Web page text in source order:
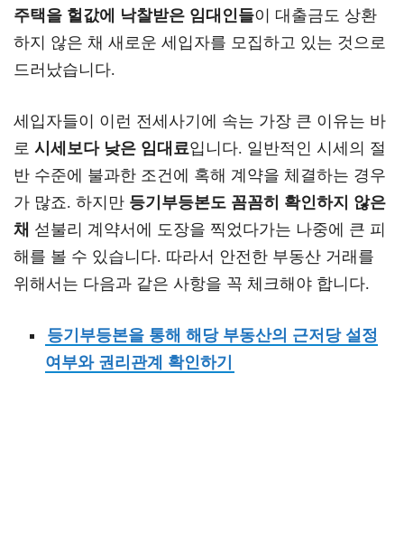
주택을 헐값에 낙찰받은 임대인들이 대출금도 상환
하지 않은 채 새로운 세입자를 모집하고 있는 것으로
드러났습니다.
세입자들이 이런 전세사기에 속는 가장 큰 이유는 바
로 시세보다 낮은 임대료입니다. 일반적인 시세의 절
반 수준에 불과한 조건에 혹해 계약을 체결하는 경우
가 많죠. 하지만 등기부등본도 꼼꼼히 확인하지 않은
채 섣불리 계약서에 도장을 찍었다가는 나중에 큰 피
해를 볼 수 있습니다. 따라서 안전한 부동산 거래를
위해서는 다음과 같은 사항을 꼭 체크해야 합니다.
등기부등본을 통해 해당 부동산의 근저당 설정
여부와 권리관계 확인하기